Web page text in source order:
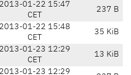
2013-01-22 15:47
CET
237 B
2013-01-22 15:48
CET
35 KiB
2013-01-23 12:29
CET
13 KiB
2013-01-23 12:29